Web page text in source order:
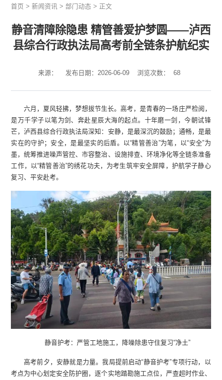
首页 >新闻资讯 >部门动态 > 正文
静音清障除隐患 精管善爱护梦圆——泸西
县综合行政执法局高考前全链条护航纪实
来源： 发布日期：2026-06-09 浏览次数： 68
六月，夏风轻拂，梦想拔节生长。高考，是青春的一场庄严检阅，
是万千学子以笔为剑、奔赴星辰大海的起点。十年磨一剑，今朝试锋
芒，泸西县综合行政执法局深知：安静，是最深沉的鼓励；通畅，是最
实在的守护；安全，是最坚实的后盾。以“精管善治”为笔，以“安全”为
墨，统筹推进噪声管控、市容整治、设施排查、环境净化等全链条准备
工作，以“精管善治”的绣花功夫，为考生筑牢安全屏障，护航学子静心
复习、平安赴考。
静音护考：严管工地施工，降噪除患守住复习“净土”
高考前夕，安静就是力量。我局提前启动“静音护考”专项行动，以
考点为中心划定安全防护圈，逐个实地踏勘施工点位，严查超时作业、